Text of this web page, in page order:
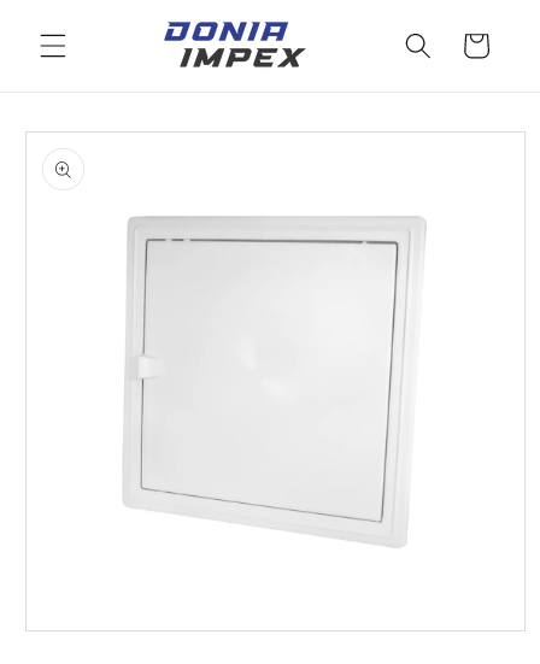
conținut
Cos
informațiile
despre
produs